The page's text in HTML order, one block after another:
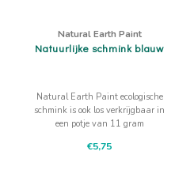
Natural Earth Paint
Natuurlijke schmink blauw
Natural Earth Paint ecologische
schmink is ook los verkrijgbaar in
een potje van 11 gram
€5,75